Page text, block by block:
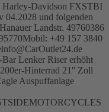
Harley-Davidson FXSTBI
04.2028 und folgenden
Landstr. 49760386
+49 157 3840
Lenker Riser erhöht
Hinterrad 21'' Zoll
Auspuffanlage